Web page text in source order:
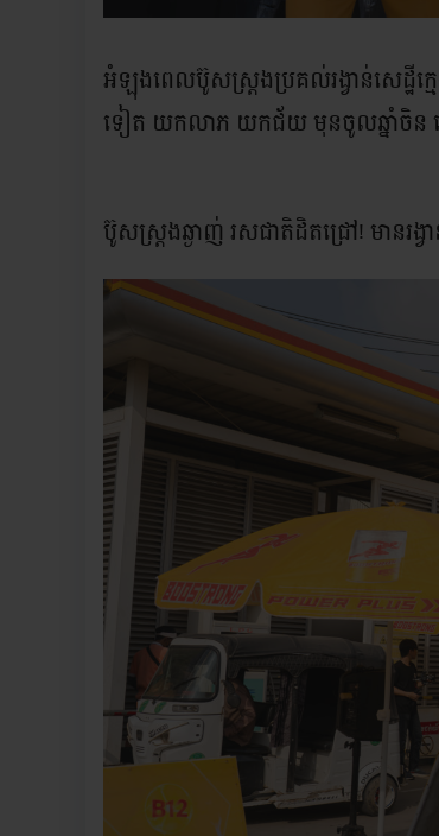
អំឡុងពេលប៊ូសស្រ្តងប្រគល់រង្វាន់សេដ្ឋីក្ម
ទៀត យកលាភ យកជ័យ មុនចូលឆ្នាំចិន ផ្
ប៊ូសស្រ្តងឆ្ងាញ់ រសជាតិដិតជ្រៅ! មានរង្វា